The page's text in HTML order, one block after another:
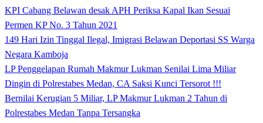
KPI Cabang Belawan desak APH Periksa Kapal Ikan Sesuai
Permen KP No. 3 Tahun 2021
149 Hari Izin Tinggal Ilegal, Imigrasi Belawan Deportasi SS Warga
Negara Kamboja
LP Penggelapan Rumah Makmur Lukman Senilai Lima Miliar
Dingin di Polrestabes Medan, CA Saksi Kunci Tersorot !!!
Bernilai Kerugian 5 Miliar, LP Makmur Lukman 2 Tahun di
Polrestabes Medan Tanpa Tersangka